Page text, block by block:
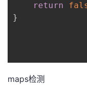
return
}
maps检测